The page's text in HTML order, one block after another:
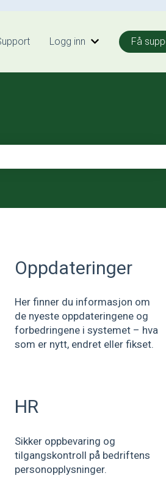
Info
Logg inn
Vis undermeny
Få
Oppdateringer
Her finner du informasjon om
de nyeste oppdateringene og
forbedringene i systemet – hva
som er nytt, endret eller fikset.
HR
Sikker oppbevaring og
tilgangskontroll på bedriftens
personopplysninger.